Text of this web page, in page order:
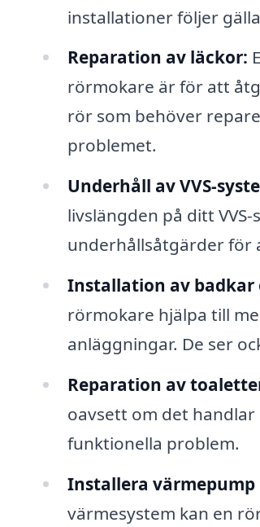
installationer följer
Reparation av läckor:
rörmokare är för att
rör som behöver
problemet.
Underhåll av VVS-
livslängden på ditt
underhållsåtgärder för
Installation av badkar
rörmokare hjälpa till
anläggningar. De ser
Reparation av
oavsett om det
funktionella problem.
Installera
värmesystem kan en